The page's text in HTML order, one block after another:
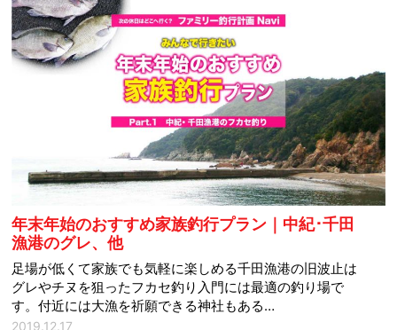
年末年始のおすすめ家族釣行プラン｜中紀･千田
漁港のグレ、他
足場が低くて家族でも気軽に楽しめる千田漁港の旧波止は
グレやチヌを狙ったフカセ釣り入門には最適の釣り場で
す。付近には大漁を祈願できる神社もある…
2019.12.17